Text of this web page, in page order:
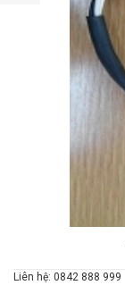
Liên hệ: 0842 888 999